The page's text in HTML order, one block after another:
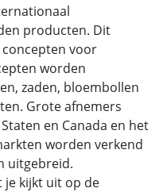
producten. Dit
voor
worden
zaden, bloembollen
Grote afnemers
en Canada en het
worden verkend
uitgebreid.
je kijkt uit op de